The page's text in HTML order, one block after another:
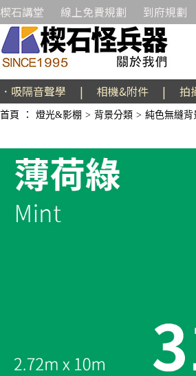
楔石講堂 線上免費規劃 到府規劃
．吸隔音聲學 | 相機&附件 | 拍
首頁 ： 燈光&影棚 > 背景分類 > 純色無縫背